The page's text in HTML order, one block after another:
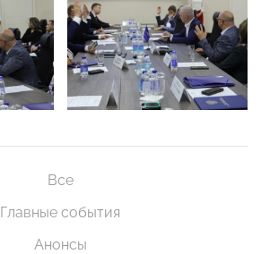
Все
Главные события
Анонсы